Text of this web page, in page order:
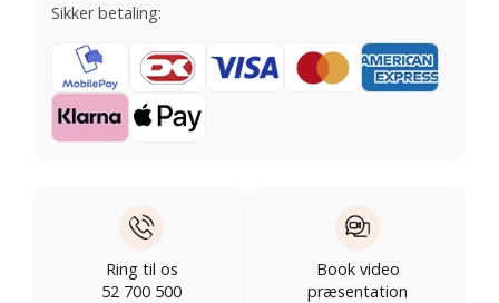
Sikker betaling:
Ring til os
52 700 500
Book video
præsentation